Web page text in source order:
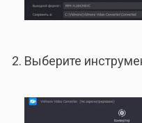
Выберите